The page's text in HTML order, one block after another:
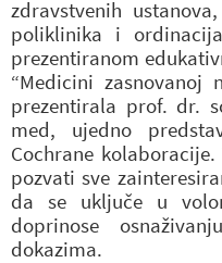
zdravstvenih
poliklinika i
prezentiranom
“Medicini zasnovanoj
prezentirala prof. dr.
med, ujedno
Cochrane
pozvati sve
da se uključe u
doprinose
dokazima.